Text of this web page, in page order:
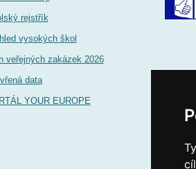
rejstřík
vysokých škol
veřejných zakázek 2026
data
YOUR EUROPE